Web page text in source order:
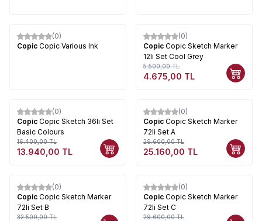
(0)
Copic Copic Various Ink
%15
(0)
Copic Copic Sketch Marker
12li Set Cool Grey
5.500,00TL
4.675,00 TL
%15
(0)
Copic Copic Sketch 36lı Set
Basic Colours
16.400,00TL
13.940,00 TL
%15
(0)
Copic Copic Sketch Marker
72li Set A
29.600,00TL
25.160,00 TL
%15
(0)
Copic Copic Sketch Marker
72li Set B
32.500,00TL
%15
(0)
Copic Copic Sketch Marker
72li Set C
29.600,00TL